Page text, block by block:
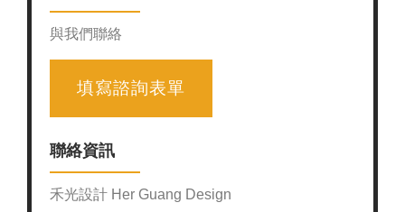
與我們聯絡
填寫諮詢表單
聯絡資訊
禾光設計 Her Guang Design